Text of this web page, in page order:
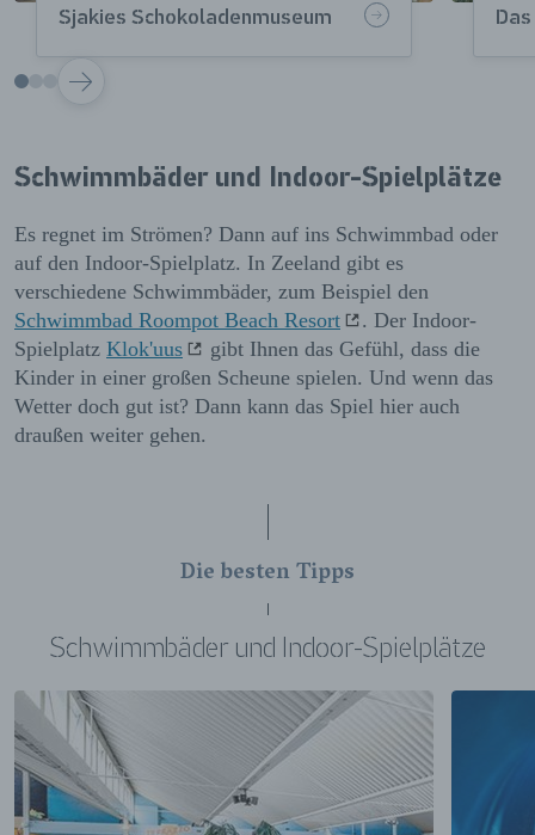
Sjakies Schokoladenmuseum
VOLGENDE
Schwimmbäder und Indoor-Spielplätze
Es regnet im Strömen? Dann auf ins Schwimmbad oder
auf den Indoor-Spielplatz. In Zeeland gibt es
verschiedene Schwimmbäder, zum Beispiel den
Schwimmbad Roompot Beach Resort
. Der Indoor-
Spielplatz Klok'uus
gibt Ihnen das Gefühl, dass die
Kinder in einer großen Scheune spielen. Und wenn das
Wetter doch gut ist? Dann kann das Spiel hier auch
draußen weiter gehen.
Die besten Tipps
Schwimmbäder und Indoor-Spielplätze